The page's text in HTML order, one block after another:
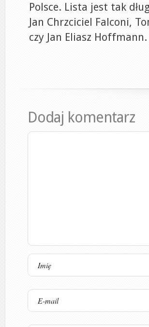
Polsce. Lista jest tak
Jan Chrzciciel Falconi,
czy Jan Eliasz Hoffmann.
Dodaj komentarz